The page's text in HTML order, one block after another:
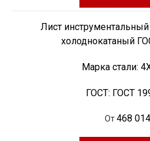
Лист
холоднокатаный
Марка стали:
ГОСТ: ГОСТ
От 468